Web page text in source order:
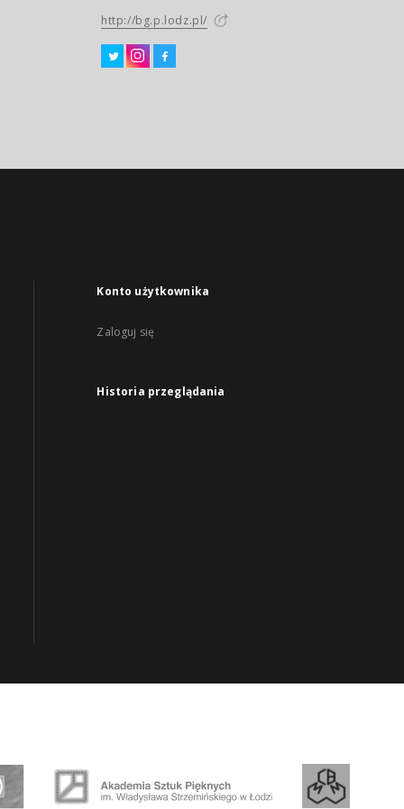
http://bg.p.lodz.pl/
Konto użytkownika
Zaloguj się
Historia przeglądania